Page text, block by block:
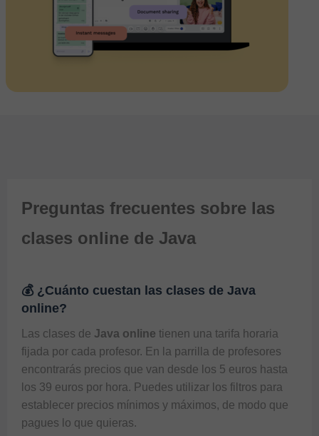
Preguntas frecuentes sobre las
clases online de Java
💰 ¿Cuánto cuestan las clases de Java
online?
Las clases de Java online tienen una tarifa horaria
fijada por cada profesor. En la parrilla de profesores
encontrarás precios que van desde los 5 euros hasta
los 39 euros por hora. Puedes utilizar los filtros para
establecer precios mínimos y máximos, de modo que
pagues lo que quieras.